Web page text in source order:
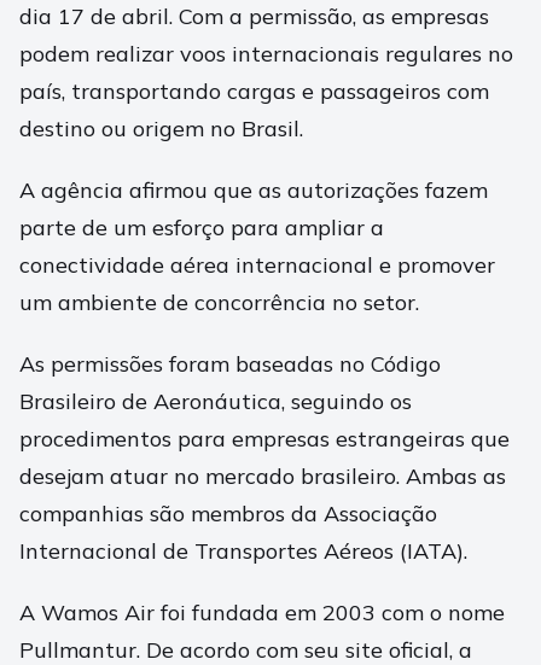
dia 17 de abril. Com a permissão, as empresas
podem realizar voos internacionais regulares no
país, transportando cargas e passageiros com
destino ou origem no Brasil.
A agência afirmou que as autorizações fazem
parte de um esforço para ampliar a
conectividade aérea internacional e promover
um ambiente de concorrência no setor.
As permissões foram baseadas no Código
Brasileiro de Aeronáutica, seguindo os
procedimentos para empresas estrangeiras que
desejam atuar no mercado brasileiro. Ambas as
companhias são membros da Associação
Internacional de Transportes Aéreos (IATA).
A Wamos Air foi fundada em 2003 com o nome
Pullmantur. De acordo com seu site oficial, a